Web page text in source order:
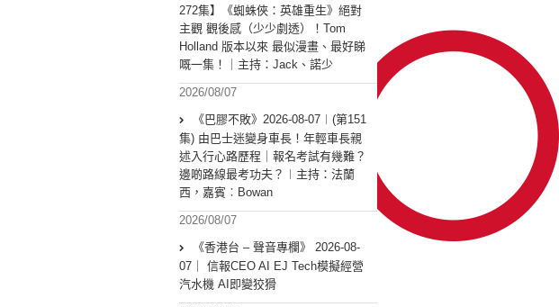
272集】《蜘蛛俠：英雄重生》絕對
主觀 觀後感（少少劇透）！Tom
Holland 版本以來 最似漫畫、最好睇
嘅一集！｜主持：Jack、諾少
2026/08/07
《巴膠不敗》2026-08-07︱(第151
集) 由巴士迷變身車長！年輕車長親
述入行心路歷程｜報名考試有幾難？
邊啲路線最考功夫？︱主持：法蘭
西，嘉賓︰Bowan
2026/08/07
《香港台 – 聲音專欄》 2026-08-
07｜ 信報CEO AI EJ Tech模擬經營
汽水機 AI即變狡猾